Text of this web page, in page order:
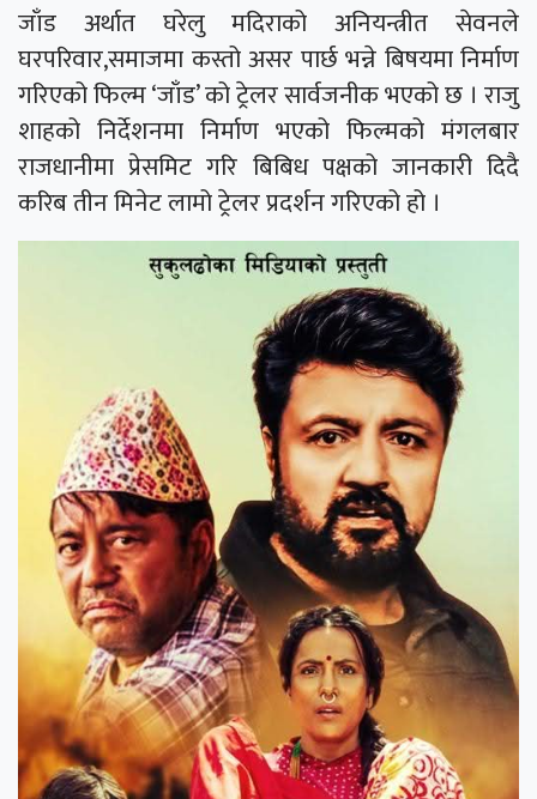
जाँड अर्थात घरेलु मदिराको अनियन्त्रीत सेवनले
घरपरिवार,समाजमा कस्तो असर पार्छ भन्ने बिषयमा निर्माण
गरिएको फिल्म ‘जाँड’ को ट्रेलर सार्वजनीक भएको छ । राजु
शाहको निर्देशनमा निर्माण भएको फिल्मको मंगलबार
राजधानीमा प्रेसमिट गरि बिबिध पक्षको जानकारी दिदै
करिब तीन मिनेट लामो ट्रेलर प्रदर्शन गरिएको हो ।